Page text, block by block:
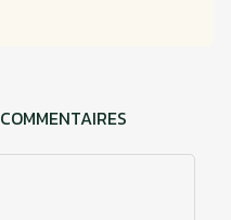
COMMENTAIRES